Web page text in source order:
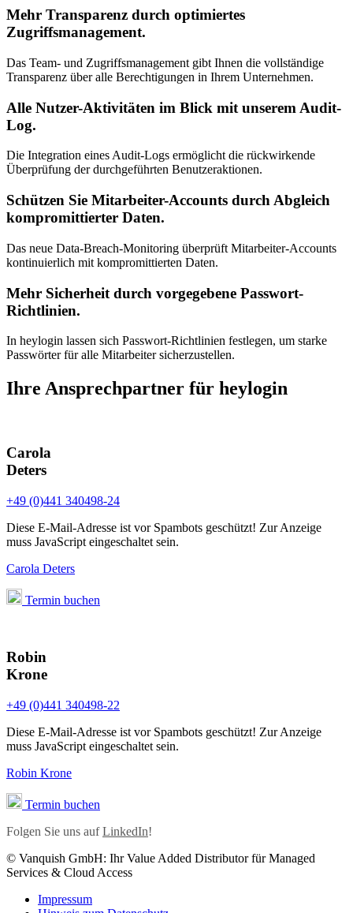
Mehr Transparenz durch optimiertes
Zugriffsmanagement.
Das Team- und Zugriffsmanagement gibt Ihnen die vollständige
Transparenz über alle Berechtigungen in Ihrem Unternehmen.
Alle Nutzer-Aktivitäten im Blick mit unserem Audit-
Log.
Die Integration eines Audit-Logs ermöglicht die rückwirkende
Überprüfung der durchgeführten Benutzeraktionen.
Schützen Sie Mitarbeiter-Accounts durch Abgleich
kompromittierter Daten.
Das neue Data-Breach-Monitoring überprüft Mitarbeiter-Accounts
kontinuierlich mit kompromittierten Daten.
Mehr Sicherheit durch vorgegebene Passwort-
Richtlinien.
In heylogin lassen sich Passwort-Richtlinien festlegen, um starke
Passwörter für alle Mitarbeiter sicherzustellen.
Ihre Ansprechpartner für heylogin
Carola
Deters
+49 (0)441 340498-24
Diese E-Mail-Adresse ist vor Spambots geschützt! Zur Anzeige
muss JavaScript eingeschaltet sein.
Carola Deters
Termin buchen
Robin
Krone
+49 (0)441 340498-22
Diese E-Mail-Adresse ist vor Spambots geschützt! Zur Anzeige
muss JavaScript eingeschaltet sein.
Robin Krone
Termin buchen
Folgen Sie uns aufLinkedIn!
© Vanquish GmbH: Ihr Value Added Distributor für Managed
Services & Cloud Access
Impressum